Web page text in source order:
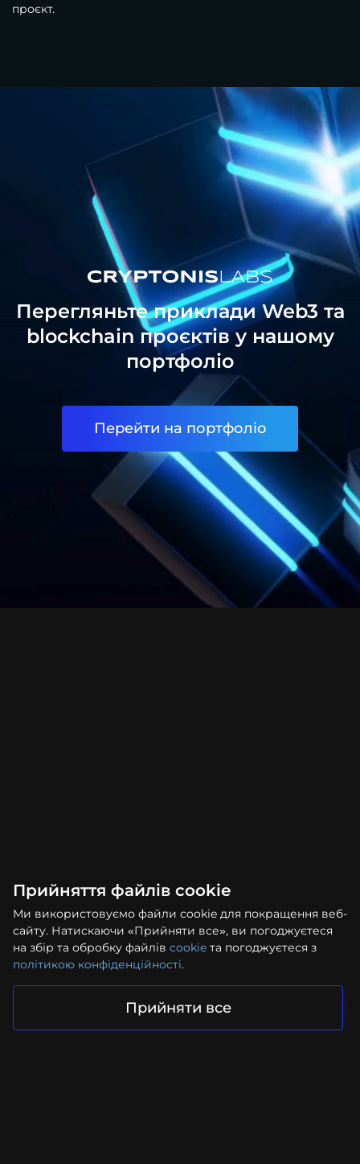
проєкт.
Перегляньте приклади Web3 та
blockchain проєктів у нашому
портфоліо
Перейти на портфоліо
Прийняття файлів cookie
Ми використовуємо файли cookie для покращення веб-
сайту. Натискаючи «Прийняти все», ви погоджуєтеся
на збір та обробку файлів cookie та погоджуєтеся з
політикою конфіденційності.
Прийняти все